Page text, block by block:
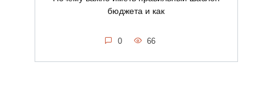
бюджета и как
0 66